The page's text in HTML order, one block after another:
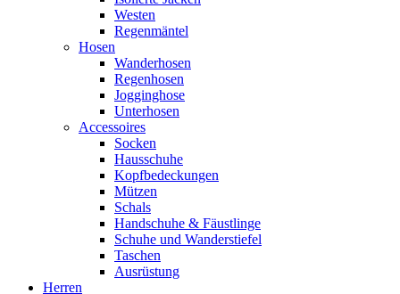
Westen
Regenmäntel
Hosen
Wanderhosen
Regenhosen
Jogginghose
Unterhosen
Accessoires
Socken
Hausschuhe
Kopfbedeckungen
Mützen
Schals
Handschuhe & Fäustlinge
Schuhe und Wanderstiefel
Taschen
Ausrüstung
Herren